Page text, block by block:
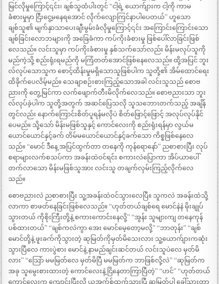
မြင်လိုမှုကြောင့်၎င်း၊ ချစ်သူထံပါးတွင် “ငါ့ရဲ့ ယောက်ျားက ငါ့ကို ကာမ
ခံစားမှုမှာ ငြီးငွေ့မနေရအောင် လိုက်လျောကြင်နာပါပေတယ်” ဟူသော
ချစ်သူ၏ မျက်နှာသာပေးချီးမွမ်းခံလိုမှုကြောင့်၎င်း အကြောင်းကြောင်းသော
ချစ်ခြင်းလောဘများကို အခြေခံကာ ကပ်ကိုးခံစားမှု ဖြစ်ပေါ်လာခြင်းဖြစ်
လေသည်။ လင်းသူမှာ ကပ်ကိုးခံစားမှု နှစ်သက်သော်လည်း မိန်းမလုပ်သူကို
မည်ကဲ့သို့ စည်းရုံးရမည်ကို မကြံတတ်အောင်ဖြစ်နေလေသည်။ ထို့အပြင် ဘူး
လ်လုပ်သောသူက စောင့်ထိန်းမှုမရှိသောသူဖြစ်ပါက သူတို့၏ အိမ်ထောင်ရေး
ထိခိုက်ပေလိမ့်မည်။ သေချာစဉ်းစားကြည့်သောအခါ လင်းသူသည် စောဗ
ညားကို တွေ့မြင်ကာ လက်ဖျောက်တီးမိလိုက်လေသည်။ စောဗညားသာ ဘူး
လ်လုပ်ခဲ့ပါက သူတို့အတွက် အဆင်ပြေသလို သူသဘောၤတက်သည့် အချိန်
တွင်လည်း နောက်ကြောင်းစိတ်ပူရန်မလိုပဲ စိတ်ဖြောင့်ဖြောင့် အလုပ်လုပ်နိုင်
ပေမည်။ သို့သော် မိန်းမဖြစ်သူနှင့် ကောင်လေးကို စည်းရုံးရန်မှာ လွယ်မ
ယောင်ယောင်နှင့်ခက် တိမ်မယောင်ယောင်နှင့်ခက်သော ကိစ္စဖြစ်နေလေ
သည်။ “မောင် ဒီနေ့ အပြင်ထွက်တာ တနေကို ကုန်ရောနော်” ညစာစားပြီး လုပ်
စရာများလက်စသပ်ကာ အခန်းထဲဝင်ရင်း စကားလဲပြောကာ အိပ်ယာပေါ်
တက်လာသော မိန်းမဖြစ်သူအား လင်းသူ တချက်လှမ်းကြည့်လိုက်လေ
သည်။
စောဗညားလဲ ညစာစားပြီး သူ့အခန်းထဲဝင်သွားလေပြီ။ သူကလဲ အခန်းထဲသို့
လာကာ စာဖတ်နေခြင်းဖြစ်လေသည်။ “ဟုတ်တယ်ချစ်ရေ မောင်နဲနဲ မိုးချုပ်
သွားတယ် ကိုစိုးကြီးတို့နဲ့ စကားကောင်းနေလို့” “အွန်း သူများကျ တနေကုန်
ပစ်ထားတယ်” “ချစ်ကလဲကွာ အေး မောင်မေ့တော့မလို့” “ဘာတုန်း” “ချစ်
မောင်တို့နဲ့ ဖူးခက်ကိုသွားတဲ့ ဆုမြတ်ကိုမှတ်မိသေးလား သူ့ယောက်ျားကဆုံး
သွားပြီလေ ကားပွဲစား မောင်နဲ့ နာမည်ချင်းဆင်တယ် လင်းသူပဲလေ မှတ်မိ
လား” “သြော် မမမြတ်လေ မှတ်မိပြီ မမမြတ်က ဘာဖြစ်လို့လဲ” “ဆုမြတ်က
အခု သူမွေးစားထားတဲ့ ကောင်လေးနဲ့ ငြိနေတာကြာပြီတဲ့” “ဟင်” “ဟုတ်တယ်
ကောင်လေးက ကျောင်းပြီးလို့ ယူအက်စ်ထွက်သွားပြီ ဆုမြတ်ပါ ခေါ်သွားတာ